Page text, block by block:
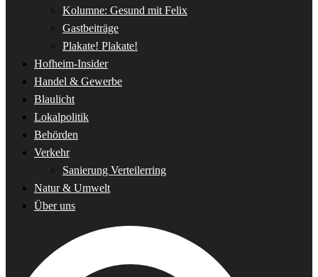
Kolumne: Gesund mit Felix
Gastbeiträge
Plakate! Plakate!
Hofheim-Insider
Handel & Gewerbe
Blaulicht
Lokalpolitik
Behörden
Verkehr
Sanierung Verteilerring
Natur & Umwelt
Über uns